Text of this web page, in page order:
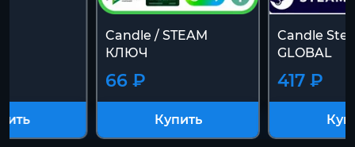
Candle / STEAM
КЛЮЧ
66 ₽
Купить
Candle
GLOBAL
417 ₽